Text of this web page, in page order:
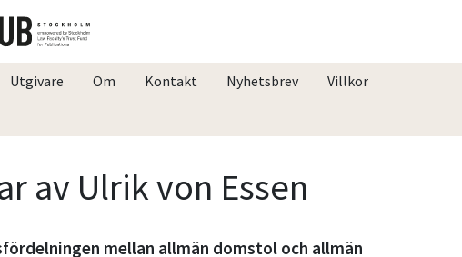
Utgivare Om Kontakt Nyhetsbrev Villkor
av Ulrik von Essen
mellan allmän domstol och allmän